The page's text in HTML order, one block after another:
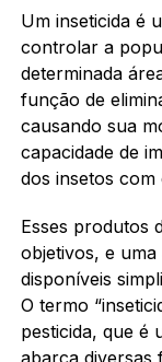
Um inseticida é
controlar a
determinada
função de
causando sua
capacidade de
dos insetos
Esses produtos
objetivos, e
disponíveis
O termo
pesticida, que é
abarca diversas